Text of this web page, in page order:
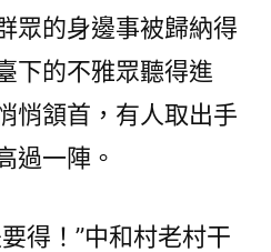
眾的身邊事被歸納得
下的不雅眾聽得進
悄頷首，有人取出手
過一陣。
得！”中和村老村干